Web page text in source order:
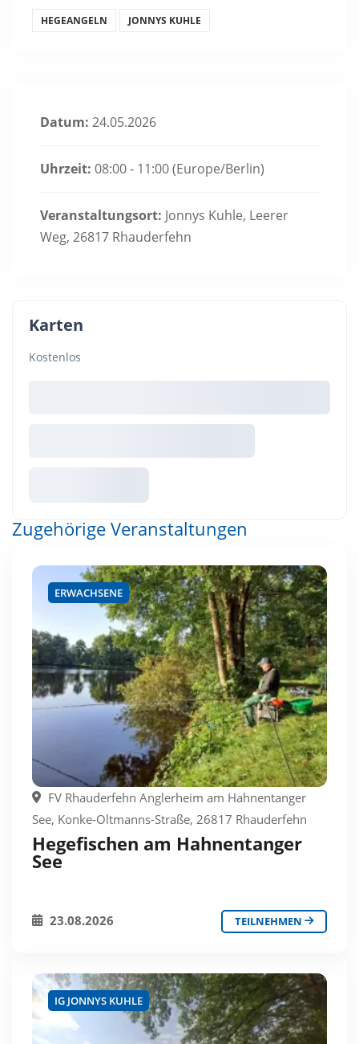
HEGEANGELN JONNYS KUHLE
Datum: 24.05.2026
Uhrzeit: 08:00 - 11:00(Europe/Berlin)
Veranstaltungsort: Jonnys Kuhle, Leerer
Weg, 26817 Rhauderfehn
Karten
Kostenlos
Zugehörige Veranstaltungen
ERWACHSENE
FV Rhauderfehn Anglerheim am Hahnentanger
See, Konke-Oltmanns-Straße, 26817 Rhauderfehn
Hegefischen am Hahnentanger
See
23.08.2026 TEILNEHMEN
IG JONNYS KUHLE